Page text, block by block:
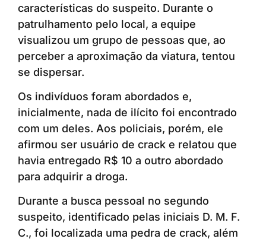
características do suspeito. Durante o
patrulhamento pelo local, a equipe
visualizou um grupo de pessoas que, ao
perceber a aproximação da viatura, tentou
se dispersar.
Os indivíduos foram abordados e,
inicialmente, nada de ilícito foi encontrado
com um deles. Aos policiais, porém, ele
afirmou ser usuário de crack e relatou que
havia entregado R$ 10 a outro abordado
para adquirir a droga.
Durante a busca pessoal no segundo
suspeito, identificado pelas iniciais D. M. F.
C., foi localizada uma pedra de crack, além